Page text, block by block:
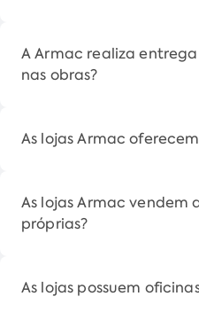
A Armac realiza
nas obras?
As lojas Armac
As lojas Armac vendem
próprias?
As lojas possuem